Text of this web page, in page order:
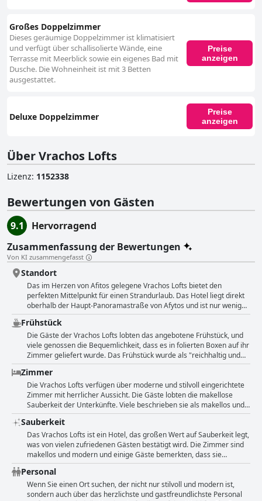
Großes Doppelzimmer
Dieses geräumige Doppelzimmer ist klimatisiert
und verfügt über schallisolierte Wände, eine
Terrasse mit Meerblick sowie ein eigenes Bad mit
Dusche. Die Wohneinheit ist mit 3 Betten
ausgestattet.
Preise
anzeigen
Deluxe Doppelzimmer
Preise
anzeigen
Über Vrachos Lofts
Lizenz: 1152338
Bewertungen von Gästen
9.1
Hervorragend
Zusammenfassung der Bewertungen
Von KI zusammengefasst
Standort
Das im Herzen von Afitos gelegene Vrachos Lofts bietet den
perfekten Mittelpunkt für einen Strandurlaub. Das Hotel liegt direkt
oberhalb der Haupt-Panoramastraße von Afytos und ist nur wenige
Schritte von sehr netten Restaurants, Tavernen und dem Zentrum
von Afitos entfernt. Mit seiner Lage an der Strandpromenade ist das
Hotel nur wenige Gehminuten vom Strand entfernt, was es zu einem
idealen Ort für alle macht, die Sonne tanken und ein Bad im Meer
nehmen möchten. Die Gäste schwärmen von der Lage und
bezeichnen sie als "großartig", "perfekt", "märchenhaft" und
"außergewöhnlich". Mit einer Vielzahl von Restaurants und Bars in
der Nähe, ganz zu schweigen von der schönen Aussicht auf das
Meer, bieten die Vrachos Lofts eine unschlagbare Lage für Ihren
nächsten Urlaub.
Frühstück
Die Gäste der Vrachos Lofts lobten das angebotene Frühstück, und
viele genossen die Bequemlichkeit, dass es in folierten Boxen auf ihr
Zimmer geliefert wurde. Das Frühstück wurde als "reichhaltig und
schmackhaft" und "perfekt" beschrieben, und ein Gast konnte es
sogar mitnehmen, um es am Meer zu genießen, da es erst spät
serviert wurde. Während einige Gäste der Meinung waren, dass die
zwei angebotenen Optionen für ihren Aufenthalt nicht ausreichten,
genossen die meisten das Frühstück und schätzten die
Bequemlichkeit. Die einzigen negativen Kommentare bezogen sich
auf die mangelnde Vielfalt oder das Fehlen des Frühstücks in einigen
Fällen. Insgesamt empfanden die Gäste das Frühstück in den
Vrachos Lofts als einen zufriedenstellenden und bequemen Start in
den Tag.
Zimmer
Die Vrachos Lofts verfügen über moderne und stilvoll eingerichtete
Zimmer mit herrlicher Aussicht. Die Gäste lobten die makellose
Sauberkeit der Unterkünfte. Viele beschrieben sie als makellos und
sehr, sehr sauber. Die Zimmer sind geräumig und mit bequemen
Betten und Klimaanlage ausgestattet. Die Lage des Hotels ist perfekt
und die kürzlich renovierten Räume sind durchdacht eingerichtet
und bieten alle notwendigen Annehmlichkeiten. Einige Gäste
bemängelten, dass es in ihrem Zimmer an Privatsphäre oder
Kaffeekocher fehlte, andere berichteten von defekten Möbeln oder
Steckdosen. Insgesamt ist das Vrachos Lofts eine sehr stilvolle und
einladende Unterkunft mit großartiger Aussicht und einfachem
Zugang zu den Geschäften und Restaurants des Dorfes.
Sauberkeit
Das Vrachos Lofts ist ein Hotel, das großen Wert auf Sauberkeit legt,
was von vielen zufriedenen Gästen bestätigt wird. Die Zimmer sind
makellos und modern und einige Gäste bemerkten, dass sie
makellos waren und sauber rochen. Auch die Einrichtungen des
Hotels werden für ihre Sauberkeit gelobt, einschließlich der Lage an
der belebten Promenade am Meer. Außerdem wird das
Hotelpersonal als freundlich und zuvorkommend beschrieben, und
Personal
Wenn Sie einen Ort suchen, der nicht nur stilvoll und modern ist,
sondern auch über das herzlichste und gastfreundlichste Personal